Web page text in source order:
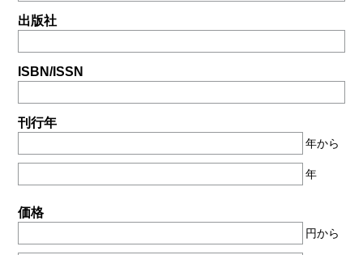
出版社
ISBN/ISSN
刊行年
年から
年
価格
円から